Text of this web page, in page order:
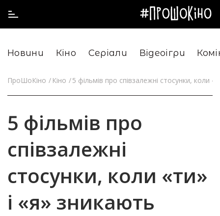
Новини Кіно Серіали Відеоігри
ПроШоКіно Кіно 5 фільмів про співзалежні стосунки, коли
5 фільмів про
співзалежні
стосунки, коли «ти»
і «я» зникають